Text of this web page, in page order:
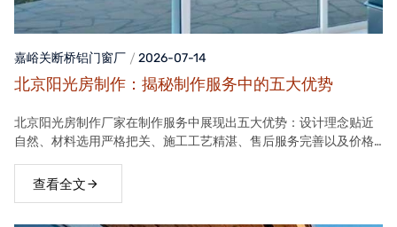
嘉峪关断桥铝门窗厂 2026-07-14
北京阳光房制作：揭秘制作服务中的五大优势
北京阳光房制作厂家在制作服务中展现出五大优势：设计理念贴近
自然、材料选用严格把关、施工工艺精湛、售后服务完善以及价格
查看全文